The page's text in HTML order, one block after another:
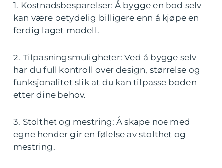
1. Kostnadsbesparelser: Å bygge en bod selv
kan være betydelig billigere enn å kjøpe en
ferdig laget modell.
2. Tilpasningsmuligheter: Ved å bygge selv
har du full kontroll over design, størrelse og
funksjonalitet slik at du kan tilpasse boden
etter dine behov.
3. Stolthet og mestring: Å skape noe med
egne hender gir en følelse av stolthet og
mestring.